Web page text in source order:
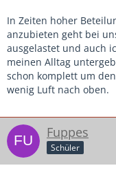
In Zeiten hoher
anzubieten geht bei
ausgelastet und auch
meinen Alltag
schon komplett um
wenig Luft nach oben.
Fuppes
Schüler